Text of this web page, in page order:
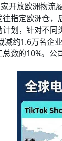
开放欧洲物流
指定欧洲仓
划，针对不
减约1.6万名企
数的10%。